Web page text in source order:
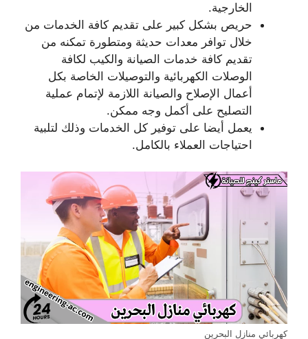
الخارجية.
حريص بشكل كبير على تقديم كافة الخدمات من
خلال توافر معدات حديثة ومتطورة تمكنه من
تقديم كافة خدمات الصيانة والكيب لكافة
الوصلات الكهربائية والتوصيلات الخاصة بكل
أعمال الإصلاح والصيانة اللازمة لإتمام عملية
التصليح على أكمل وجه ممكن.
يعمل أيضا على توفير كل الخدمات وذلك لتلبية
احتياجات العملاء بالكامل.
كهربائي منازل البحرين